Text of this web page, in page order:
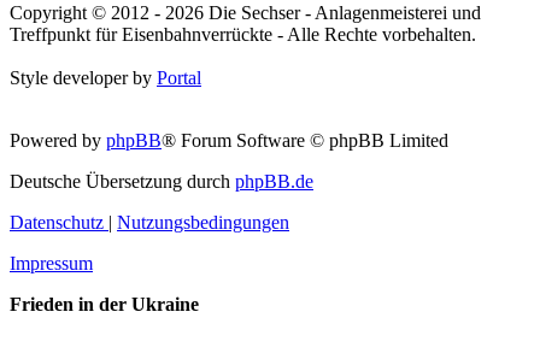
Copyright © 2012 - 2026 Die Sechser - Anlagenmeisterei und
Treffpunkt für Eisenbahnverrückte - Alle Rechte vorbehalten.
Style developer by Portal
Powered by phpBB® Forum Software © phpBB Limited
Deutsche Übersetzung durch phpBB.de
Datenschutz | Nutzungsbedingungen
Impressum
Frieden in der Ukraine